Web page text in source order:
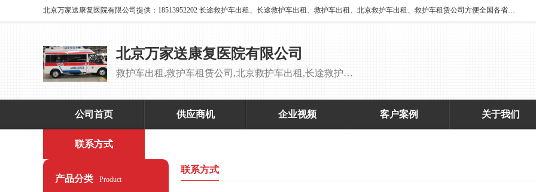
北京万家送康复医院有限公司提供：18513952202 长途救护车出租、长途救护车出租、救护车出租、北京救护车出租、救护车租赁公司方便全国各省市各类患者长途救护车转诊等需求，医帮扶医疗服务有限公司配备多辆福特成人长途监护型救护车，专用监护型儿童及新生儿救护车。
北京万家送康复医院有限公司
救护车出租,救护车租赁公司,北京救护车出租,长途救护车出租,长途120救护车出租,120救护车出租长途救护车出租 刘主任：18513952202
公司首页 供应商机 企业视频 客户案例 关于我们
联系方式
当前位置：首页>联系方式
产品分类 Product
联系方式